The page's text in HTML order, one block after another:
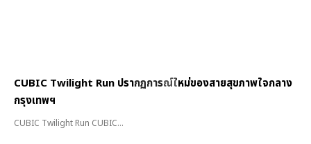
CUBIC Twilight Run ปรากฏการณ์ใหม่ของสายสุขภาพใจกลาง
กรุงเทพฯ
CUBIC Twilight Run CUBIC...